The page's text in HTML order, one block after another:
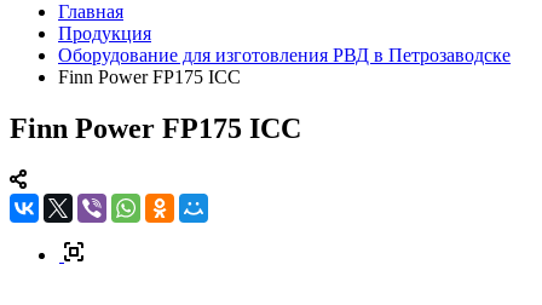
Главная
Продукция
Оборудование для изготовления РВД в Петрозаводске
Finn Power FP175 ICC
Finn Power FP175 ICC